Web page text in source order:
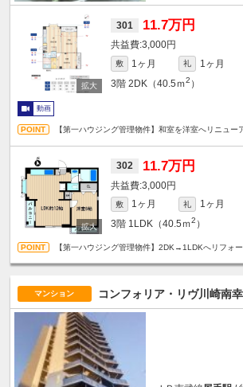
301 11.7万円
3,000円
敷 1ヶ月 礼
1ヶ月
3階 2DK（40.5ｍ2 ）
動画
【第一ハウジング管理物件】和室を洋室へリニュー
302 11.7万円
3,000円
敷 1ヶ月 礼
1ヶ月
3階 1LDK（40.5ｍ2 ）
【第一ハウジング管理物件】2DK→1LDKへリフォ
マンション コンフォリア・リヴ川崎南